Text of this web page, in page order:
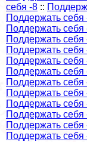
себя -8 ::
Поддержать себя
Поддержать себя
Поддержать себя
Поддержать себя
Поддержать себя
Поддержать себя
Поддержать себя
Поддержать себя
Поддержать себя
Поддержать себя
Поддержать себя
Поддержать себя